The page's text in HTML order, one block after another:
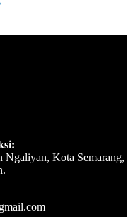
Ngaliyan, Kota Semarang,